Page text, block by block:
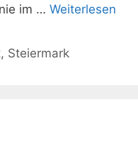
im … Weiterlesen
, Steiermark